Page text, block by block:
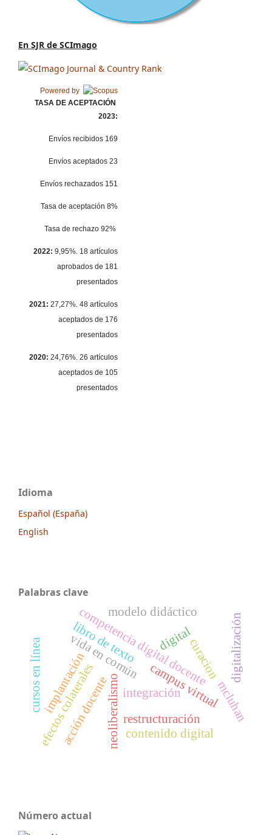
En SJR de SCImago
Powered by
TASA DE ACEPTACIÓN
2023:
Envíos recibidos 169
Envíos aceptados 23
Envíos rechazados 151
Tasa de aceptación 8%
Tasa de rechazo 92%
2022: 9,95%. 18 artículos
aprobados de 181
presentados
2021: 27,27%. 48 artículos
aceptados de 176
presentados
2020: 24,76%. 26 artículos
aceptados de 105
presentados
Idioma
Español (España)
English
Palabras clave
campus virtual
vida en común
acción docente
competencia digital docente
modelo didáctico
digital
libro de texto
neoliberalismo restructuración
efectos colaterales integración
implantación mcluhan
cursos en línea digitalización
contenido digital
curacion
Número actual